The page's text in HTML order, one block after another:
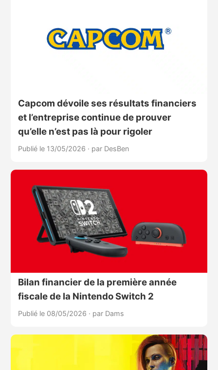
Capcom dévoile ses résultats financiers
et l’entreprise continue de prouver
qu’elle n’est pas là pour rigoler
Publié le 13/05/2026 · par DesBen
Bilan financier de la première année
fiscale de la Nintendo Switch 2
Publié le 08/05/2026 · par Dams